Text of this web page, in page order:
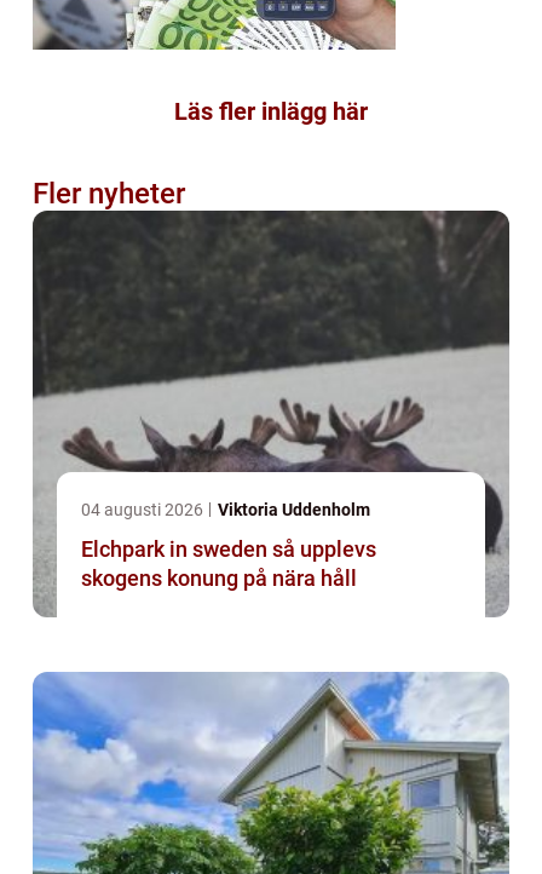
Läs fler inlägg här
Fler nyheter
04 augusti 2026 Viktoria Uddenholm
Elchpark in sweden så upplevs
skogens konung på nära håll